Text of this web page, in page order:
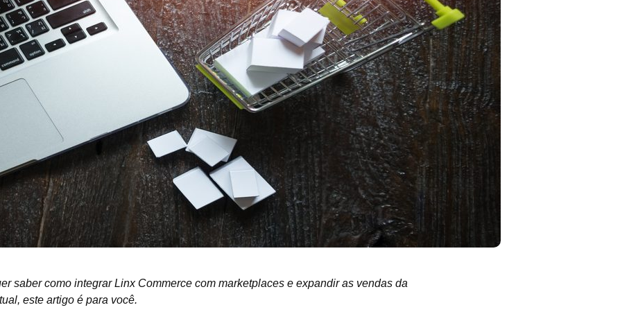
saber como integrar Linx Commerce com marketplaces e expandir as vendas da
este artigo é para você.